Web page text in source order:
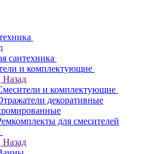
сантехника
и комплектующие
Назад
и комплектующие
декоративные
для смесителей
Назад